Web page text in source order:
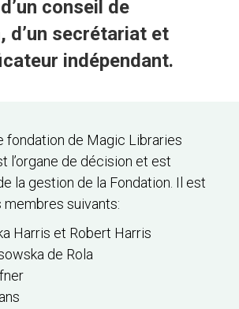
conseil de
d’un secrétariat et
indépendant.
fondation de Magic Libraries
l’organe de décision et est
la gestion de la Fondation. Il est
suivants:
Harris et Robert Harris
de Rola